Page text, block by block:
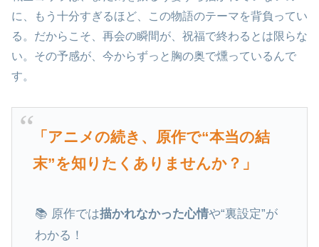
に、もう十分すぎるほど、この物語のテーマを背負ってい
る。だからこそ、再会の瞬間が、祝福で終わるとは限らな
い。その予感が、今からずっと胸の奥で燻っているんで
す。
「アニメの続き、原作で“本当の結
末”を知りたくありませんか？」
📚 原作では描かれなかった心情や“裏設定”が
わかる！